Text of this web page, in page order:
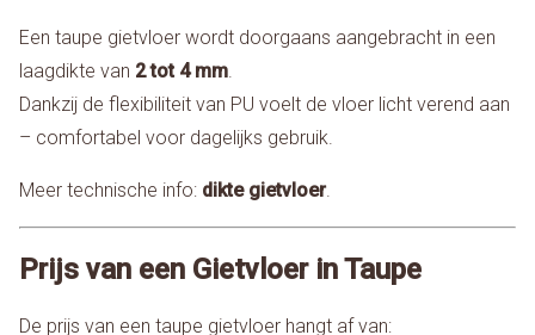
Een taupe gietvloer wordt doorgaans aangebracht in een
laagdikte van 2 tot 4 mm.
Dankzij de flexibiliteit van PU voelt de vloer licht verend aan
– comfortabel voor dagelijks gebruik.
Meer technische info: dikte gietvloer.
Prijs van een Gietvloer in Taupe
De prijs van een taupe gietvloer hangt af van: